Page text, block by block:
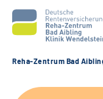
Reha-Zentrum Bad